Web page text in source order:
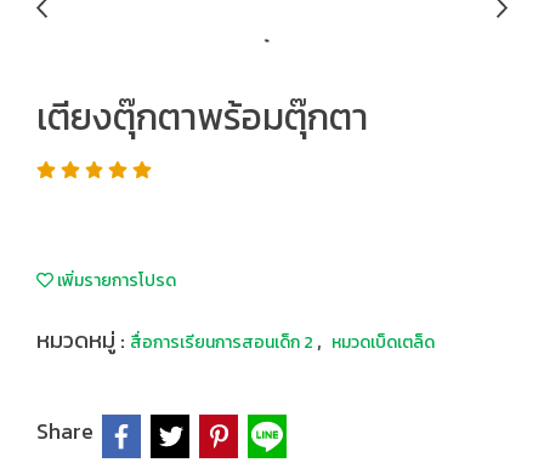
เตียงตุ๊กตาพร้อมตุ๊กตา
เพิ่มรายการโปรด
หมวดหมู่ : สื่อการเรียนการสอนเด็ก 2 , หมวดเบ็ดเตล็ด
Share